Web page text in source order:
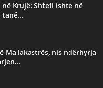
në Krujë: Shteti ishte në
tanë...
Mallakastrës, nis ndërhyrja